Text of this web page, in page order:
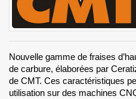
Nouvelle gamme de fraises
de carbure, élaborées par
de CMT. Ces caractéristiques
utilisation sur des machines